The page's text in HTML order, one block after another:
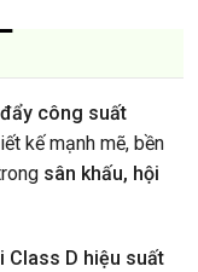
công suất
kế mạnh mẽ, bền
sân khấu, hội
Class D hiệu suất